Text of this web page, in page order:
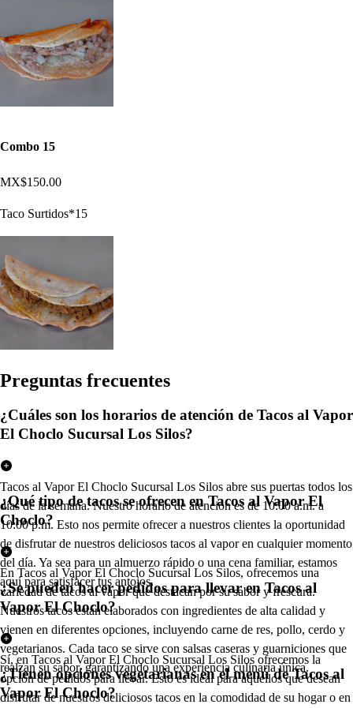
Combo 15
MX$150.00
Taco Surtidos*15
Preguntas frecuentes
¿Cuáles son los horarios de atención de Tacos al Vapor
El Choclo Sucursal Los Silos?
Tacos al Vapor El Choclo Sucursal Los Silos abre sus puertas todos los
días de la semana. Nuestro horario de atención es de 10:00 a.m. a
10:00 p.m. Esto nos permite ofrecer a nuestros clientes la oportunidad
de disfrutar de nuestros deliciosos tacos al vapor en cualquier momento
del día. Ya sea para un almuerzo rápido o una cena familiar, estamos
aquí para satisfacer tus antojos.
¿Qué tipo de tacos se ofrecen en Tacos al Vapor El
Choclo?
En Tacos al Vapor El Choclo Sucursal Los Silos, ofrecemos una
variedad de tacos al vapor que destacan por su sabor y frescura.
Nuestros tacos están elaborados con ingredientes de alta calidad y
vienen en diferentes opciones, incluyendo carne de res, pollo, cerdo y
vegetarianos. Cada taco se sirve con salsas caseras y guarniciones que
realzan su sabor, garantizando una experiencia culinaria única.
¿Se pueden hacer pedidos para llevar en Tacos al
Vapor El Choclo?
Sí, en Tacos al Vapor El Choclo Sucursal Los Silos ofrecemos la
opción de pedidos para llevar. Esto es ideal para aquellos que desean
disfrutar de nuestros deliciosos tacos en la comodidad de su hogar o en
¿Tienen opciones vegetarianas en el menú de Tacos al
Vapor El Choclo?